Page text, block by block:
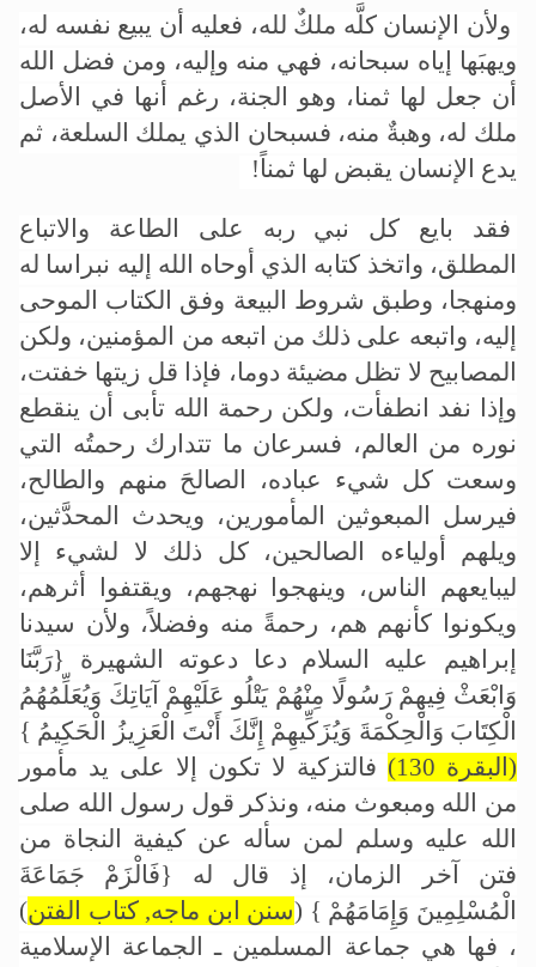
ولأن الإنسان كلَّه ملكٌ لله، فعليه أن يبيع نفسه له،
ويهبَها إياه سبحانه، فهي منه وإليه، ومن فضل الله
أن جعل لها ثمنا، وهو الجنة، رغم أنها في الأصل
ملك له، وهبةٌ منه، فسبحان الذي يملك السلعة، ثم
يدع الإنسان يقبض لها ثمناً!
فقد بايع كل نبي ربه على الطاعة والاتباع
المطلق، واتخذ كتابه الذي أوحاه الله إليه نبراسا له
ومنهجا، وطبق شروط البيعة وفق الكتاب الموحى
إليه، واتبعه على ذلك من اتبعه من المؤمنين، ولكن
المصابيح لا تظل مضيئة دوما، فإذا قل زيتها خفتت،
وإذا نفد انطفأت، ولكن رحمة الله تأبى أن ينقطع
نوره من العالم، فسرعان ما تتدارك رحمتُه التي
وسعت كل شيء عباده، الصالحَ منهم والطالح،
فيرسل المبعوثين المأمورين، ويحدث المحدَّثين،
ويلهم أولياءه الصالحين، كل ذلك لا لشيء إلا
ليبايعهم الناس، وينهجوا نهجهم، ويقتفوا أثرهم،
ويكونوا كأنهم هم، رحمةً منه وفضلاً، ولأن سيدنا
إبراهيم عليه السلام دعا دعوته الشهيرة {رَبَّنَا
وَابْعَثْ فِيهِمْ رَسُولًا مِنْهُمْ يَتْلُو عَلَيْهِمْ آيَاتِكَ وَيُعَلِّمُهُمُ
الْكِتَابَ وَالْحِكْمَةَ وَيُزَكِّيهِمْ إِنَّكَ أَنْتَ الْعَزِيزُ الْحَكِيمُ }
(البقرة 130)
فالتزكية لا تكون إلا على يد مأمور
من الله ومبعوث منه، ونذكر قول رسول الله صلى
الله عليه وسلم لمن سأله عن كيفية النجاة من
فتن آخر الزمان، إذ قال له
{فَالْزَمْ جَمَاعَةَ
الْمُسْلِمِينَ وَإِمَامَهُمْ } (سنن ابن ماجه, كتاب الفتن)
، فها هي جماعة المسلمين ـ الجماعة الإسلامية